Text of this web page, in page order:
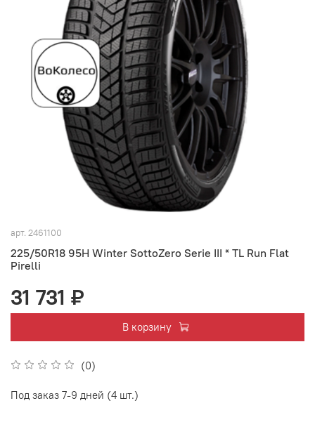
арт. 2461100
225/50R18 95H Winter SottoZero Serie III * TL Run Flat
Pirelli
(0)
31 731 ₽
В корзину
Под заказ 7-9 дней (4 шт.)